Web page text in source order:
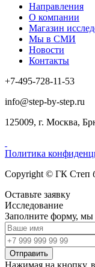
Направления
О компании
Магазин
Мы в СМИ
Новости
Контакты
+7-495-728-11-53
info@step-by-step.ru
125009, г. Москва,
Политика
Copyright © ГК Степ
Оставьте заявку
Исследование
Заполните форму,
Отправить
Нажимая на кнопку,